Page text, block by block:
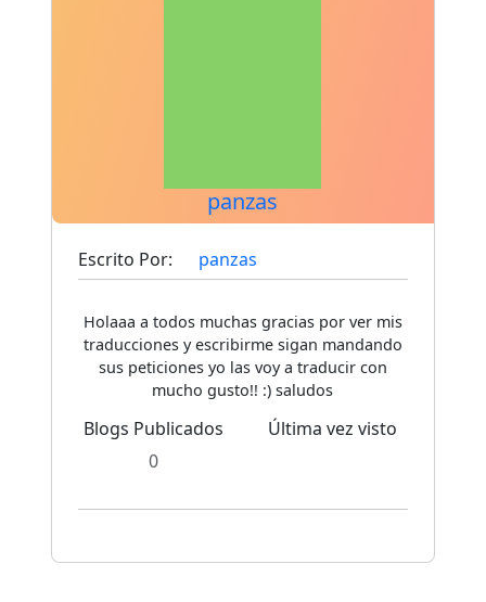
panzas
Escrito Por: panzas
Holaaa a todos muchas gracias por ver mis
traducciones y escribirme sigan mandando
sus peticiones yo las voy a traducir con
mucho gusto!! :) saludos
Blogs Publicados
0
Última vez visto